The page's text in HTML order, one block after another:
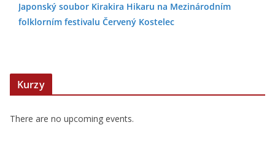
Japonský soubor Kirakira Hikaru na Mezinárodním
folklorním festivalu Červený Kostelec
Kurzy
There are no upcoming events.